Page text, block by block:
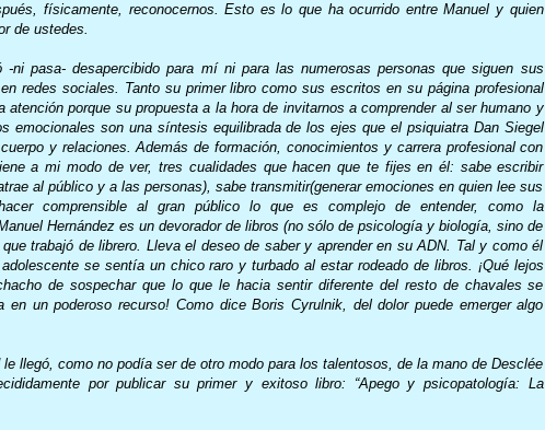
físicamente, reconocernos. Esto es lo que ha ocurrido entre Manuel y quien
de ustedes.
-ni pasa- desapercibido para mí ni para las numerosas personas que siguen sus
redes sociales. Tanto su primer libro como sus escritos en su página profesional
atención porque su propuesta a la hora de invitarnos a comprender al ser humano y
emocionales son una síntesis equilibrada de los ejes que el psiquiatra Dan Siegel
y relaciones. Además de formación, conocimientos y carrera profesional con
a mi modo de ver, tres cualidades que hacen que te fijes en él: sabe escribir
al público y a las personas), sabe transmitir(generar emociones en quien lee sus
comprensible al gran público lo que es complejo de entender, como la
Hernández es un devorador de libros (no sólo de psicología y biología, sino de
trabajó de librero. Lleva el deseo de saber y aprender en su ADN. Tal y como él
se sentía un chico raro y turbado al estar rodeado de libros. ¡Qué lejos
de sospechar que lo que le hacia sentir diferente del resto de chavales se
en un poderoso recurso! Como dice Boris Cyrulnik, del dolor puede emerger algo
llegó, como no podía ser de otro modo para los talentosos, de la mano de Desclée
por publicar su primer y exitoso libro: “Apego y psicopatología: La